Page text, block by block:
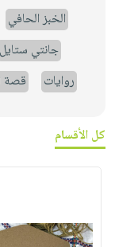
الخبز الحافي
جانتي ستايل
روايات
قصة
كل الأقسام